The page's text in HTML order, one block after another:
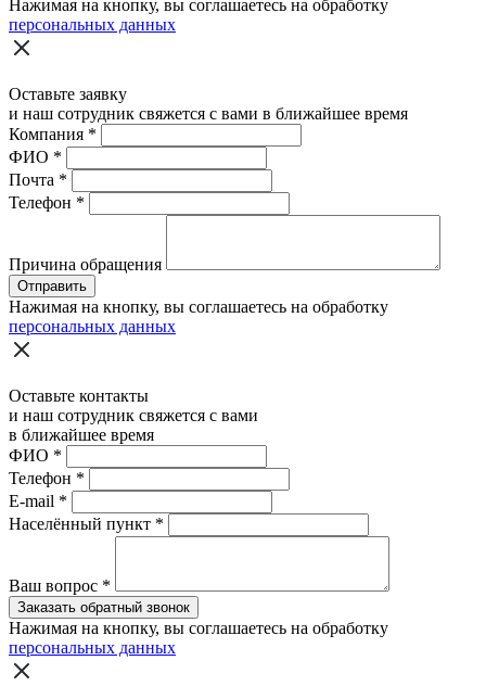
Нажимая на кнопку, вы соглашаетесь на обработку
персональных данных
Оставьте заявку
и наш сотрудник свяжется с вами в ближайшее время
Компания *
ФИО *
Почта *
Телефон *
Причина обращения
Отправить
Нажимая на кнопку, вы соглашаетесь на обработку
персональных данных
Оставьте контакты
и наш сотрудник свяжется с вами
в ближайшее время
ФИО *
Телефон *
E-mail *
Населённый пункт *
Ваш вопрос *
Заказать обратный звонок
Нажимая на кнопку, вы соглашаетесь на обработку
персональных данных